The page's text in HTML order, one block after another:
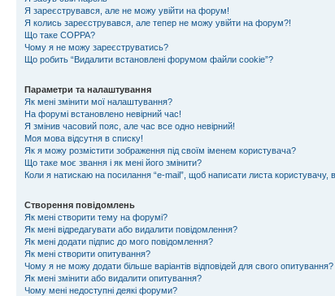
Я зареєструвався, але не можу увійти на форум!
Я колись зареєструвався, але тепер не можу увійти на форум?!
Що таке COPPA?
Чому я не можу зареєструватись?
Що робить “Видалити встановлені форумом файли cookie”?
Параметри та налаштування
Як мені змінити мої налаштування?
На форумі встановлено невірний час!
Я змінив часовий пояс, але час все одно невірний!
Моя мова відсутня в списку!
Як я можу розмістити зображення під своїм іменем користувача?
Що таке моє звання і як мені його змінити?
Коли я натискаю на посилання “e-mail”, щоб написати листа користувачу,
Створення повідомлень
Як мені створити тему на форумі?
Як мені відредагувати або видалити повідомлення?
Як мені додати підпис до мого повідомлення?
Як мені створити опитування?
Чому я не можу додати більше варіантів відповідей для свого опитування?
Як мені змінити або видалити опитування?
Чому мені недоступні деякі форуми?